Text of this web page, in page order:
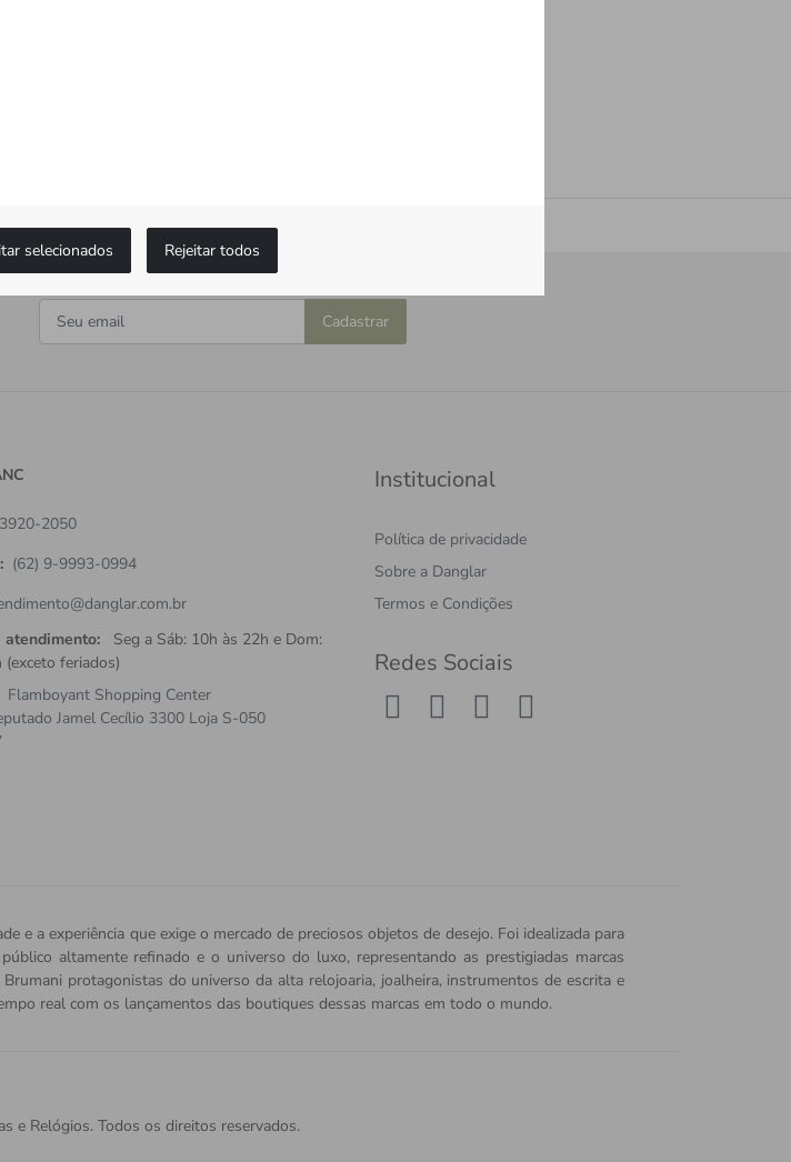
selecionados Rejeitar todos
Cadastrar
2050
(62) 9-9993-0994
atendimento:
Seg a Sáb: 10h às 22h e Dom:
(exceto feriados)
Flamboyant Shopping Center
Jamel Cecílio 3300 Loja S-050
Institucional
Política de privacidade
Sobre a Danglar
Termos e Condições
Redes Sociais
e a experiência que exige o mercado de preciosos objetos de desejo. Foi idealizada para
altamente refinado e o universo do luxo, representando as prestigiadas marcas
protagonistas do universo da alta relojoaria, joalheira, instrumentos de escrita e
real com os lançamentos das boutiques dessas marcas em todo o mundo.
e Relógios. Todos os direitos reservados.